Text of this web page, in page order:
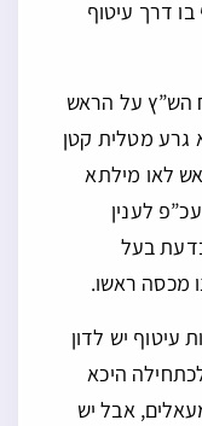
דרך עיטוף
הש”ץ על הראש
גרע מטלית קטן
לאו מילתא
לענין
בעל
מכסה ראשו.
עיטוף יש לדון
היכא
אבל יש